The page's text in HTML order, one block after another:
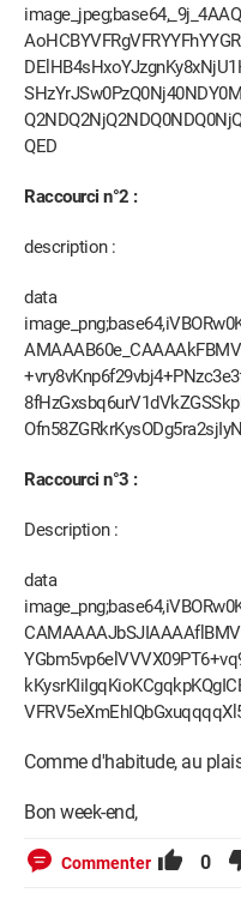
QED
Raccourci n°2 :
description :
data
Raccourci n°3 :
Description :
data
Comme d'habitude, au
Bon week-end,
Commenter 0